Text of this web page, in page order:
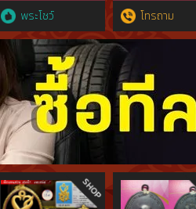
show}พระโชว์ โทรถาม